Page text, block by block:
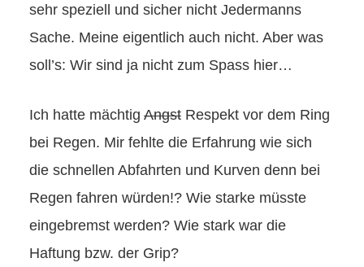
sehr speziell und sicher nicht Jedermanns
Sache. Meine eigentlich auch nicht. Aber was
soll’s: Wir sind ja nicht zum Spass hier…
Ich hatte mächtig Angst Respekt vor dem Ring
bei Regen. Mir fehlte die Erfahrung wie sich
die schnellen Abfahrten und Kurven denn bei
Regen fahren würden!? Wie starke müsste
eingebremst werden? Wie stark war die
Haftung bzw. der Grip?